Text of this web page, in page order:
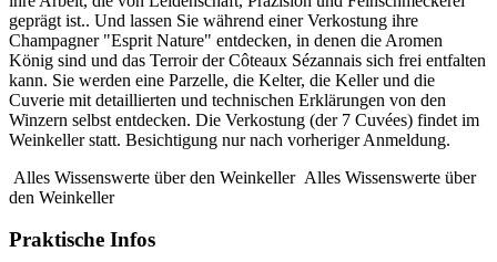
geprägt ist.. Und lassen Sie während einer Verkostung ihre
Champagner "Esprit Nature" entdecken, in denen die Aromen
König sind und das Terroir der Côteaux Sézannais sich frei entfalten
kann. Sie werden eine Parzelle, die Kelter, die Keller und die
Cuverie mit detaillierten und technischen Erklärungen von den
Winzern selbst entdecken. Die Verkostung (der 7 Cuvées) findet im
Weinkeller statt. Besichtigung nur nach vorheriger Anmeldung.
Alles Wissenswerte über den Weinkeller Alles Wissenswerte über
den Weinkeller
Praktische Infos